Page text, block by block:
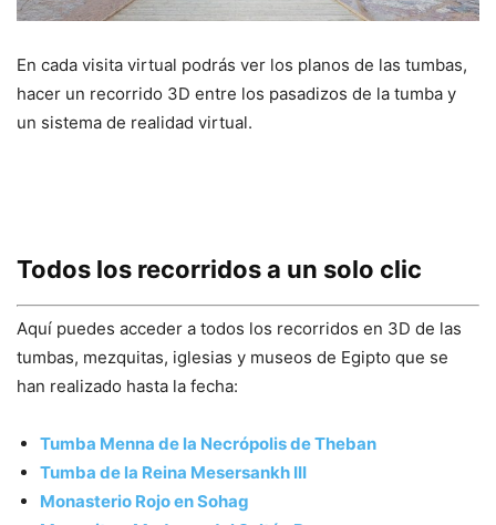
En cada visita virtual podrás ver los planos de las tumbas,
hacer un recorrido 3D entre los pasadizos de la tumba y
un sistema de realidad virtual.
Todos los recorridos a un solo clic
Aquí puedes acceder a todos los recorridos en 3D de las
tumbas, mezquitas, iglesias y museos de Egipto que se
han realizado hasta la fecha:
Tumba Menna de la Necrópolis de Theban
Tumba de la Reina Mesersankh III
Monasterio Rojo en Sohag